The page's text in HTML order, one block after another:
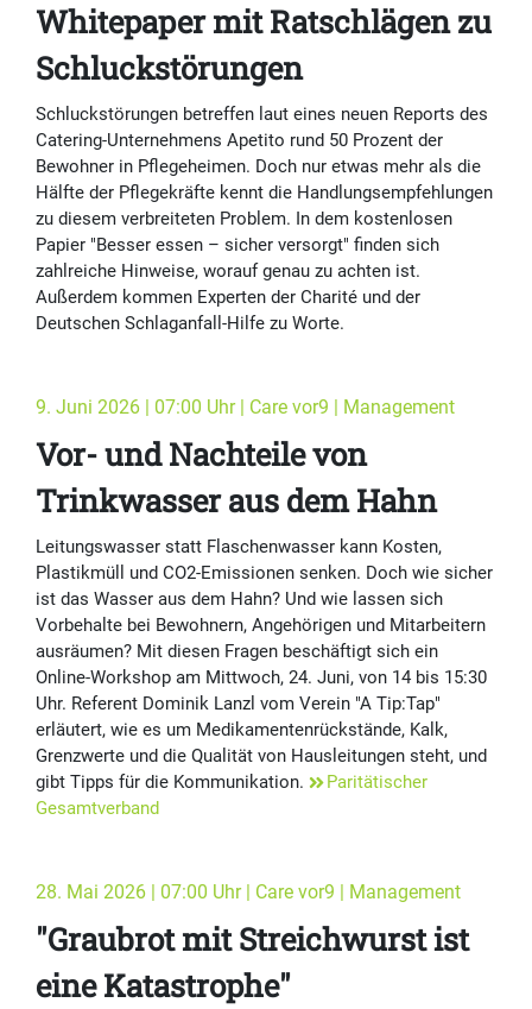
Whitepaper mit Ratschlägen zu
Schluckstörungen
Schluckstörungen betreffen laut eines neuen Reports des
Catering-Unternehmens Apetito rund 50 Prozent der
Bewohner in Pflegeheimen. Doch nur etwas mehr als die
Hälfte der Pflegekräfte kennt die Handlungsempfehlungen
zu diesem verbreiteten Problem. In dem kostenlosen
Papier "Besser essen – sicher versorgt" finden sich
zahlreiche Hinweise, worauf genau zu achten ist.
Außerdem kommen Experten der Charité und der
Deutschen Schlaganfall-Hilfe zu Worte.
9. Juni 2026 | 07:00 Uhr | Care vor9 | Management
Vor- und Nachteile von
Trinkwasser aus dem Hahn
Leitungswasser statt Flaschenwasser kann Kosten,
Plastikmüll und CO2-Emissionen senken. Doch wie sicher
ist das Wasser aus dem Hahn? Und wie lassen sich
Vorbehalte bei Bewohnern, Angehörigen und Mitarbeitern
ausräumen? Mit diesen Fragen beschäftigt sich ein
Online-Workshop am Mittwoch, 24. Juni, von 14 bis 15:30
Uhr. Referent Dominik Lanzl vom Verein "A Tip:Tap"
erläutert, wie es um Medikamentenrückstände, Kalk,
Grenzwerte und die Qualität von Hausleitungen steht, und
gibt Tipps für die Kommunikation.
Paritätischer
Gesamtverband
28. Mai 2026 | 07:00 Uhr | Care vor9 | Management
"Graubrot mit Streichwurst ist
eine Katastrophe"